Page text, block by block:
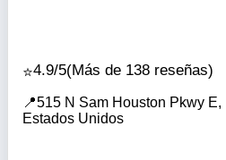
4.9/5(Más de 138 reseñas)
515 N Sam Houston Pkwy
Estados Unidos